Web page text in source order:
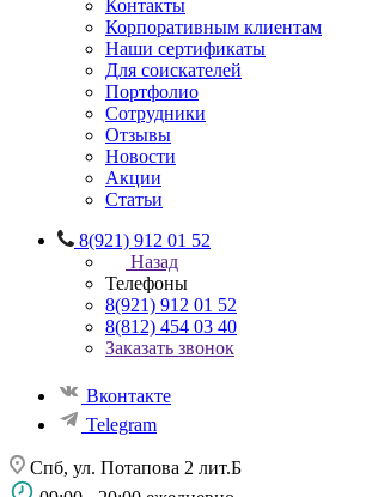
Контакты
Корпоративным клиентам
Наши сертификаты
Для соискателей
Портфолио
Сотрудники
Отзывы
Новости
Акции
Статьи
8(921) 912 01 52
Назад
Телефоны
8(921) 912 01 52
8(812) 454 03 40
Заказать звонок
Вконтакте
Telegram
Спб, ул. Потапова 2 лит.Б